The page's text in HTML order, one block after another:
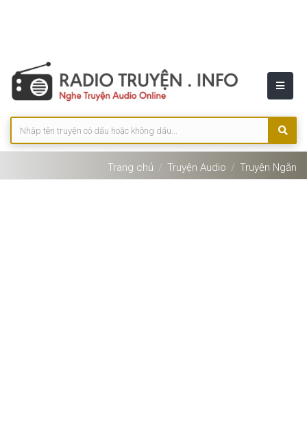
Trang chủ Truyện Audio Truyện Ngắn